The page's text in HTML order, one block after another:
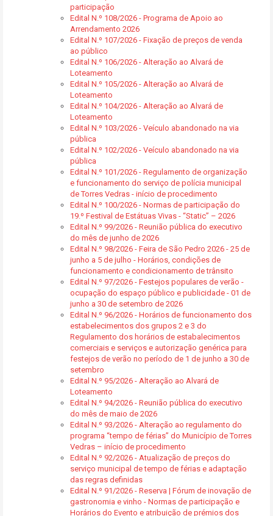
participação
Edital N.º 108/2026 - Programa de Apoio ao
Arrendamento 2026
Edital N.º 107/2026 - Fixação de preços de venda
ao público
Edital N.º 106/2026 - Alteração ao Alvará de
Loteamento
Edital N.º 105/2026 - Alteração ao Alvará de
Loteamento
Edital N.º 104/2026 - Alteração ao Alvará de
Loteamento
Edital N.º 103/2026 - Veículo abandonado na via
pública
Edital N.º 102/2026 - Veículo abandonado na via
pública
Edital N.º 101/2026 - Regulamento de organização
e funcionamento do serviço de polícia municipal
de Torres Vedras - início de procedimento
Edital N.º 100/2026 - Normas de participação do
19.º Festival de Estátuas Vivas - “Static” – 2026
Edital N.º 99/2026 - Reunião pública do executivo
do mês de junho de 2026
Edital N.º 98/2026 - Feira de São Pedro 2026 - 25 de
junho a 5 de julho - Horários, condições de
funcionamento e condicionamento de trânsito
Edital N.º 97/2026 - Festejos populares de verão -
ocupação do espaço público e publicidade - 01 de
junho a 30 de setembro de 2026
Edital N.º 96/2026 - Horários de funcionamento dos
estabelecimentos dos grupos 2 e 3 do
Regulamento dos horários de estabalecimentos
comerciais e serviços e autorização genérica para
festejos de verão no período de 1 de junho a 30 de
setembro
Edital N.º 95/2026 - Alteração ao Alvará de
Loteamento
Edital N.º 94/2026 - Reunião pública do executivo
do mês de maio de 2026
Edital N.º 93/2026 - Alteração ao regulamento do
programa “tempo de férias” do Município de Torres
Vedras – início de procedimento
Edital N.º 92/2026 - Atualização de preços do
serviço municipal de tempo de férias e adaptação
das regras definidas
Edital N.º 91/2026 - Reserva | Fórum de inovação de
gastronomia e vinho - Normas de participação e
Horários do Evento e atribuição de prémios dos